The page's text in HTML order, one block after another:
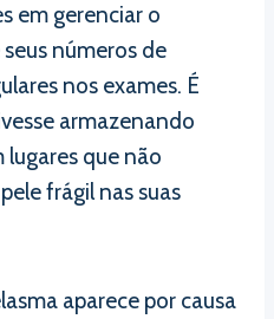
em gerenciar o
números de
nos exames. É
armazenando
lugares que não
frágil nas suas
aparece por causa